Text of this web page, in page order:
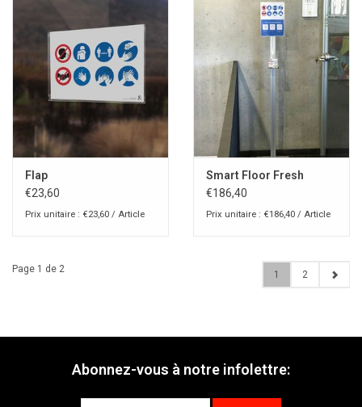
Flap
€23,60
Prix unitaire : €23,60 / Article
Smart Floor Fresh
€186,40
Prix unitaire : €186,40 / Article
Page 1 de 2 1 2
Abonnez-vous à notre infolettre: